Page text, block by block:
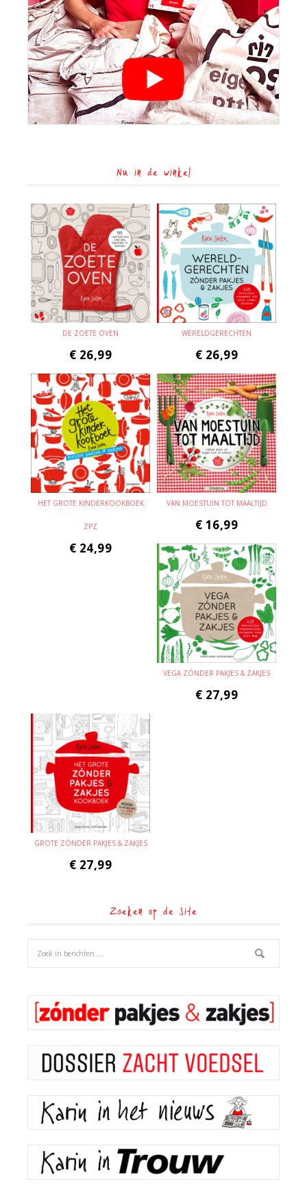
Nu in de winkel
DE ZOETE OVEN
€ 26,99
WERELDGERECHTEN
€ 26,99
HET GROTE KINDERKOOKBOEK
ZPZ
€ 24,99
VAN MOESTUIN TOT MAALTIJD
€ 16,99
VEGA ZÓNDER PAKJES & ZAKJES
€ 27,99
GROTE ZÓNDER PAKJES & ZAKJES
€ 27,99
Zoeken op de site